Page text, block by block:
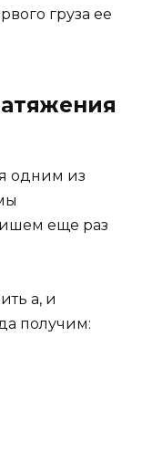
груза ее
одним из
еще раз
a, и
получим: